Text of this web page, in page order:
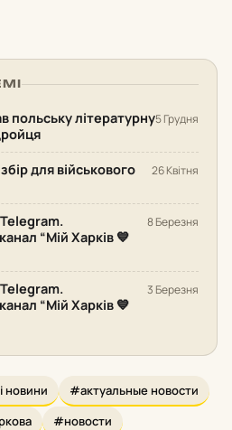
польську літературну5 Грудня
для військового
26 Квітня
“Мій Харків 💙
8 Березня
“Мій Харків 💙
3 Березня
новини
#актуальные новости
#новости